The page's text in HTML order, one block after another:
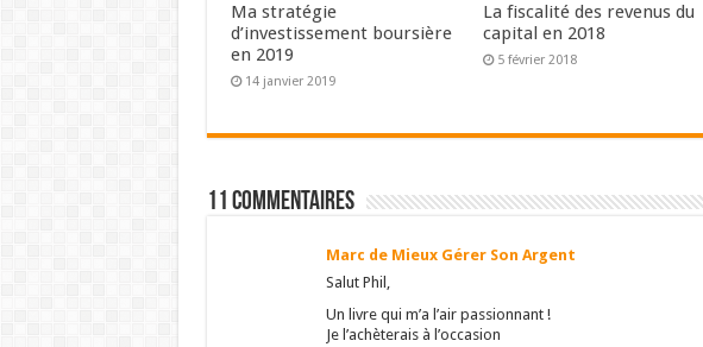
Ma stratégie
d’investissement boursière
en 2019
14 janvier 2019
La fiscalité des revenus du
capital en 2018
5 février 2018
11 Commentaires
Marc de Mieux Gérer Son Argent
Salut Phil,
Un livre qui m’a l’air passionnant !
Je l’achèterais à l’occasion